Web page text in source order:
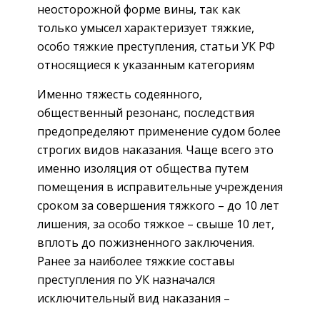
неосторожной форме вины, так как
только умысел характеризует тяжкие,
особо тяжкие преступления, статьи УК РФ
относящиеся к указанным категориям
Именно тяжесть содеянного,
общественный резонанс, последствия
предопределяют применение судом более
строгих видов наказания. Чаще всего это
именно изоляция от общества путем
помещения в исправительные учреждения
сроком за совершения тяжкого – до 10 лет
лишения, за особо тяжкое – свыше 10 лет,
вплоть до пожизненного заключения.
Ранее за наиболее тяжкие составы
преступления по УК назначался
исключительный вид наказания –